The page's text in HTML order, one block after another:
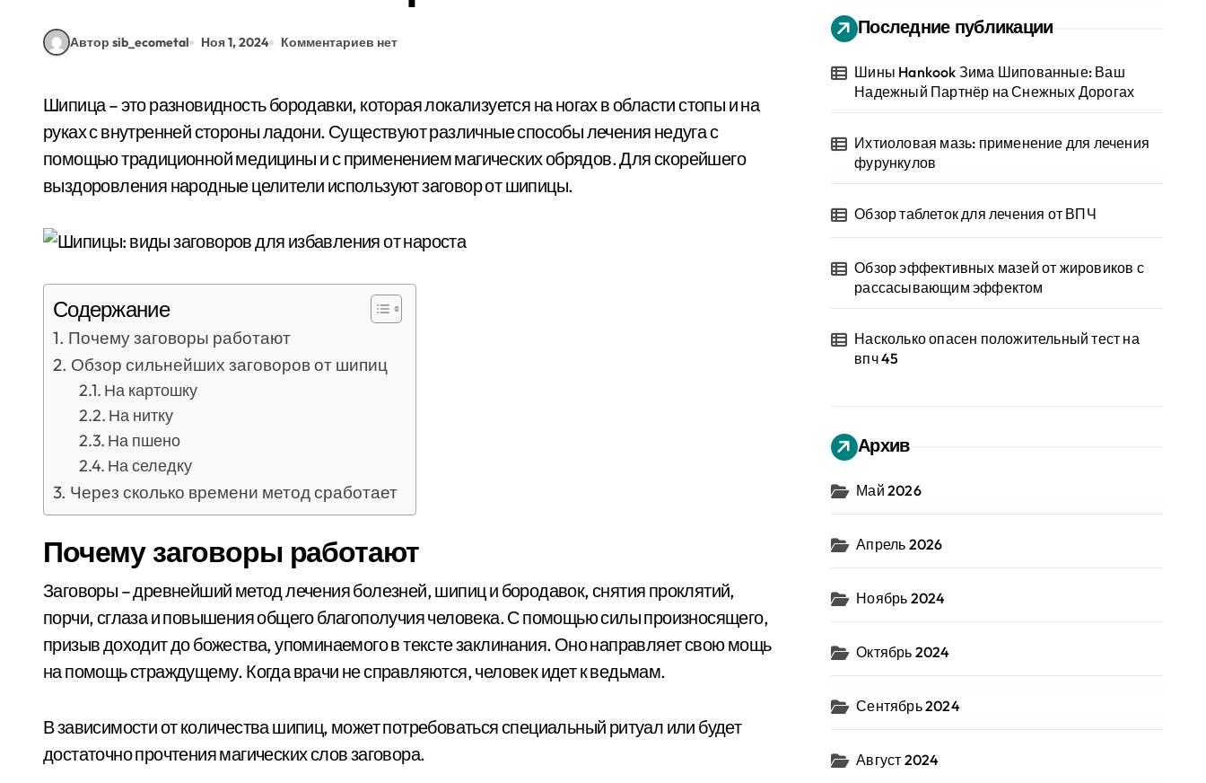
Автор sib_ecometal Ноя 1, 2024 Комментариев нет
Шипица – это разновидность бородавки, которая локализуется на ногах в области стопы и на
руках с внутренней стороны ладони. Существуют различные способы лечения недуга с
помощью традиционной медицины и с применением магических обрядов. Для скорейшего
выздоровления народные целители используют заговор от шипицы.
Содержание
Почему заговоры работают
Обзор сильнейших заговоров от шипиц
На картошку
На нитку
На пшено
На селедку
Через сколько времени метод сработает
Почему заговоры работают
Заговоры – древнейший метод лечения болезней, шипиц и бородавок, снятия проклятий,
порчи, сглаза и повышения общего благополучия человека. С помощью силы произносящего,
призыв доходит до божества, упоминаемого в тексте заклинания. Оно направляет свою мощь
на помощь страждущему. Когда врачи не справляются, человек идет к ведьмам.
В зависимости от количества шипиц, может потребоваться специальный ритуал или будет
достаточно прочтения магических слов заговора.
Последние публикации
Шины Hankook Зима Шипованные: Ваш
Надежный Партнёр на Снежных Дорогах
Ихтиоловая мазь: применение для лечения
фурункулов
Обзор таблеток для лечения от ВПЧ
Обзор эффективных мазей от жировиков с
рассасывающим эффектом
Насколько опасен положительный тест на
впч 45
Архив
Май 2026
Апрель 2026
Ноябрь 2024
Октябрь 2024
Сентябрь 2024
Август 2024